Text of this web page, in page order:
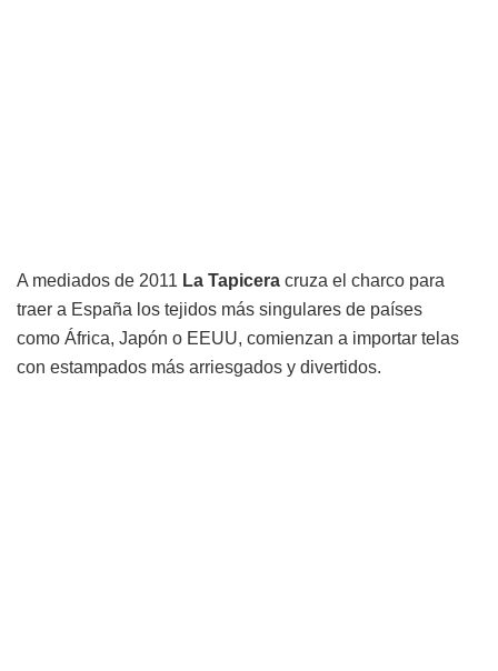
A mediados de 2011 La Tapicera cruza el charco para
traer a España los tejidos más singulares de países
como África, Japón o EEUU, comienzan a importar telas
con estampados más arriesgados y divertidos.